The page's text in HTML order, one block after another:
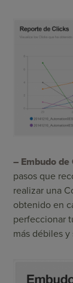
– Embudo
pasos que
realizar una
obtenido en
perfeccionar
más débiles